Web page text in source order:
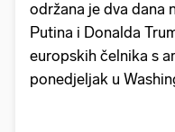
održana je dva dana
Putina i Donalda
europskih čelnika s
ponedjeljak u